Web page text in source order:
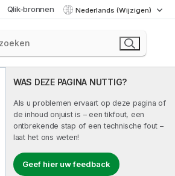
Qlik-bronnen Nederlands (Wijzigen)
WAS DEZE PAGINA NUTTIG?
Als u problemen ervaart op deze pagina of
de inhoud onjuist is – een tikfout, een
ontbrekende stap of een technische fout –
laat het ons weten!
Geef hier uw feedback